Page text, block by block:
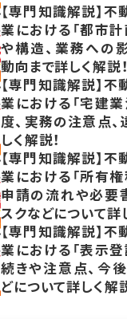
【専門知識解説】
業における「都市
や構造、業務への
動向まで詳しく解説！
【専門知識解説】
業における「宅建
度、実務の注意点
しく解説！
【専門知識解説】
業における「所有権
申請の流れや必要
スクなどについて詳
【専門知識解説】
業における「表示
続きや注意点、今
どについて詳しく解